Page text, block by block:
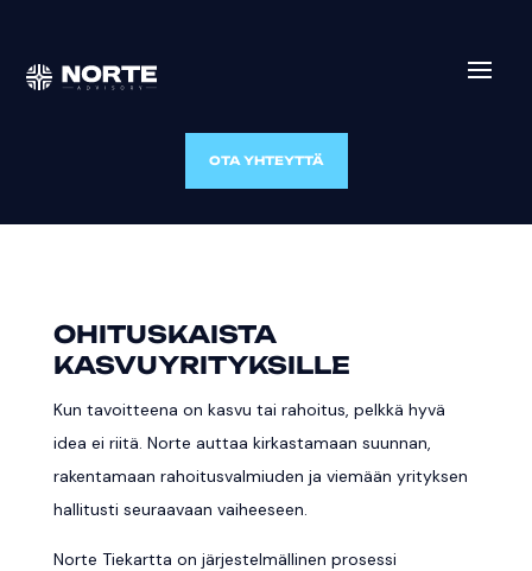
OTA YHTEYTTÄ
OHITUSKAISTA
KASVUYRITYKSILLE
Kun tavoitteena on kasvu tai rahoitus, pelkkä hyvä
idea ei riitä. Norte auttaa kirkastamaan suunnan,
rakentamaan rahoitusvalmiuden ja viemään yrityksen
hallitusti seuraavaan vaiheeseen.
Norte Tiekartta on järjestelmällinen prosessi